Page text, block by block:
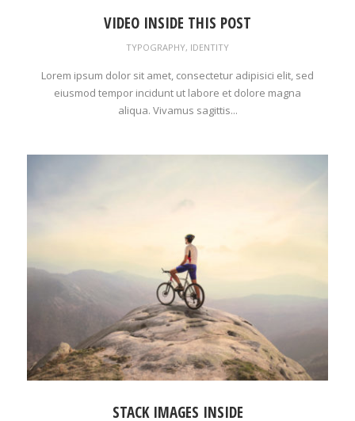
VIDEO INSIDE THIS POST
TYPOGRAPHY, IDENTITY
Lorem ipsum dolor sit amet, consectetur adipisici elit, sed
eiusmod tempor incidunt ut labore et dolore magna
aliqua. Vivamus sagittis...
STACK IMAGES INSIDE